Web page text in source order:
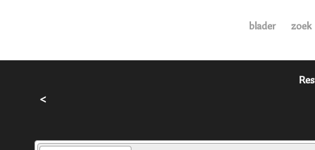
blader zoek
<